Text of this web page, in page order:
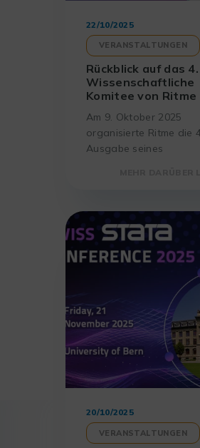
22/10/2025
VERANSTALTUNGEN
Rückblick auf das 4.
Wissenschaftliche
Komitee von Ritme
Am 9. Oktober 2025
organisierte Ritme die
Ausgabe seines
sich über den Einsatz
generativer KI in der
wissenschaftlichen
auszutauschen.
20/10/2025
VERANSTALTUNGEN